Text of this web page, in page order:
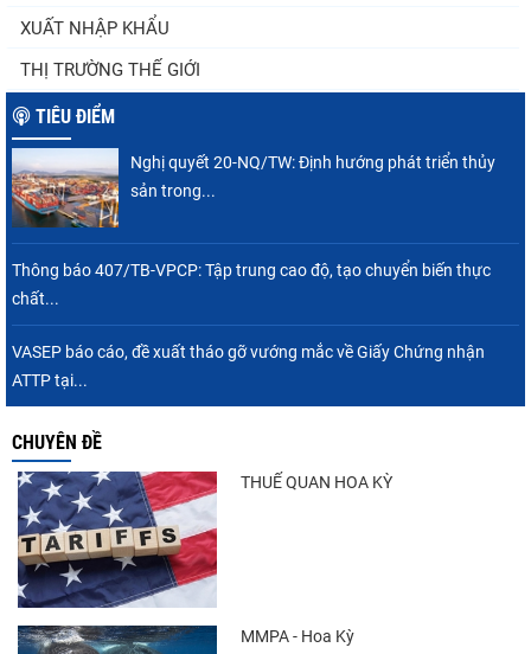
Thuế Mục 301 và bài toán thích ứng của
tôm Việt tại thị...
Nguồn cung giảm, giá cá rô phi Trung Quốc
Thông báo 407/TB-VPCP: Tập trung cao độ,
XUẤT NHẬP KHẨU
THỊ TRƯỜNG THẾ GIỚI
TIÊU ĐIỂM
Nghị quyết 20-NQ/TW: Định hướng phát triển thủy
sản trong...
Thông báo 407/TB-VPCP: Tập trung cao độ, tạo chuyển biến thực
chất...
VASEP báo cáo, đề xuất tháo gỡ vướng mắc về Giấy Chứng nhận
ATTP tại...
CHUYÊN ĐỀ
THUẾ QUAN HOA KỲ
MMPA - Hoa Kỳ